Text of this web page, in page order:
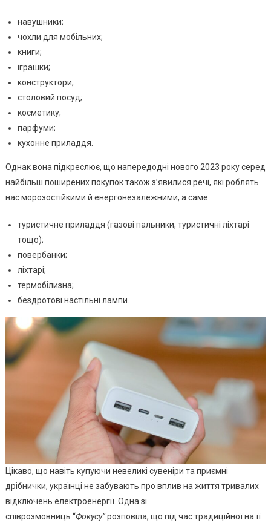
навушники;
чохли для мобільних;
книги;
іграшки;
конструктори;
столовий посуд;
косметику;
парфуми;
кухонне приладдя.
Однак вона підкреслює, що напередодні нового 2023 року серед
найбільш поширених покупок також з’явилися речі, які роблять
нас морозостійкими й енергонезалежними, а саме:
туристичне приладдя (газові пальники, туристичні ліхтарі
тощо);
повербанки;
ліхтарі;
термобілизна;
бездротові настільні лампи.
Цікаво, що навіть купуючи невеликі сувеніри та приємні
дрібнички, українці не забувають про вплив на життя тривалих
відключень електроенергії. Одна зі
співрозмовниць “Фокусу”розповіла, що під час традиційної на її